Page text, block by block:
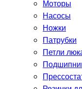
Моторы
Насосы
Ножки
Патрубки
Петли